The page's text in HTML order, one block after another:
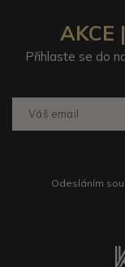
AKCE
Přihlaste se do
Odesláním